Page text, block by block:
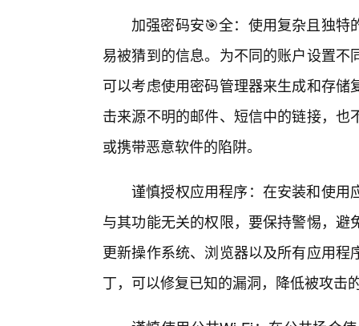
加强密码安🎯全：使用复杂且独
易被猜到的信息。为不同的账户设置
可以考虑使用密码管理器来生成和存
击来源不明的邮件、短信中的链接，
或携带恶意软件的陷阱。
谨慎授权应用程序：在安装和使用
与其功能无关的权限，要保持警惕，
更新操作系统、浏览器以及所有应用
丁，可以修复已知的漏洞，降低被攻击